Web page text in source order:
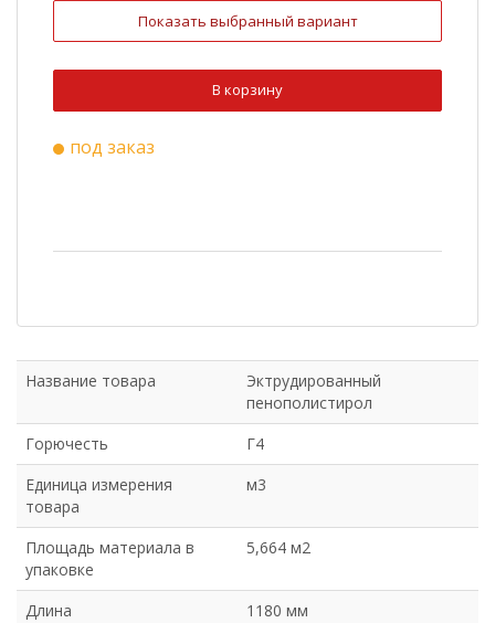
Показать выбранный вариант
В корзину
под заказ
Название товара
Эктрудированный
пенополистирол
Горючесть
Г4
Единица измерения
товара
м3
Площадь материала в
упаковке
5,664 м2
Длина
1180 мм